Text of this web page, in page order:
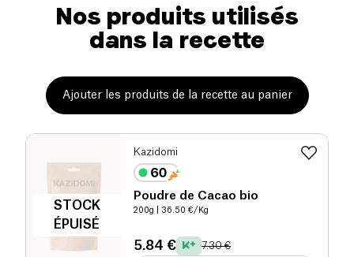
Nos produits utilisés
dans la recette
Ajouter les produits de la recette au panier
STOCK
ÉPUISÉ
Kazidomi
Poudre de Cacao bio
200g | 36.50 €/Kg
5.84 € 7.30 €